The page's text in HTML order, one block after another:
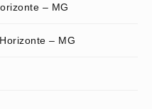
– MG
– MG